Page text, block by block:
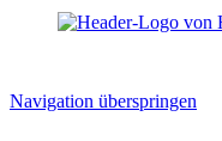
Navigation überspringen